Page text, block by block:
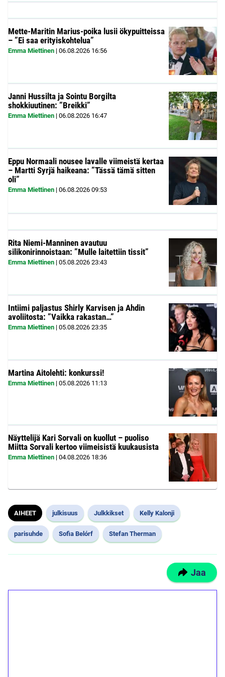
Mette-Maritin Marius-poika lusii ökypuitteissa
– ”Ei saa erityiskohtelua”
Emma Miettinen | 06.08.2026 16:56
Janni Hussilta ja Sointu Borgilta
shokkiuutinen: ”Breikki”
Emma Miettinen | 06.08.2026 16:47
Eppu Normaali nousee lavalle viimeistä kertaa
– Martti Syrjä haikeana: ”Tässä tämä sitten
oli”
Emma Miettinen | 06.08.2026 09:53
Rita Niemi-Manninen avautuu
silikonirinnoistaan: ”Mulle laitettiin tissit”
Emma Miettinen | 05.08.2026 23:43
Intiimi paljastus Shirly Karvisen ja Ahdin
avoliitosta: ”Vaikka rakastan…”
Emma Miettinen | 05.08.2026 23:35
Martina Aitolehti: konkurssi!
Emma Miettinen | 05.08.2026 11:13
Näyttelijä Kari Sorvali on kuollut – puoliso
Miitta Sorvali kertoo viimeisistä kuukausista
Emma Miettinen | 04.08.2026 18:36
AIHEET julkisuus Julkkikset Kelly Kalonji
parisuhde Sofia Belórf Stefan Therman
Jaa